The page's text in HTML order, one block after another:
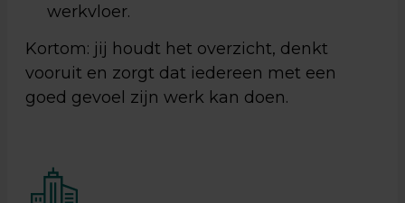
werkvloer.
Kortom: jij houdt het overzicht, denkt
vooruit en zorgt dat iedereen met een
goed gevoel zijn werk kan doen.